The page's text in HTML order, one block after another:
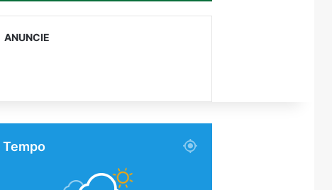
ANUNCIE
Tempo